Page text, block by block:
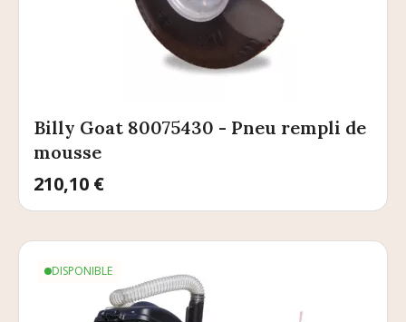
Billy Goat 80075430 - Pneu rempli de
mousse
Prix
210,10 €
DISPONIBLE